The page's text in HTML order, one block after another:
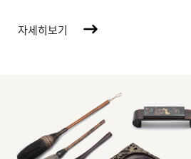
자세히보기